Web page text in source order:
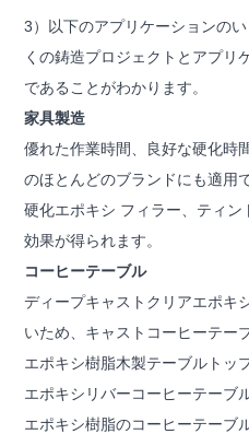
3）以下のアプリケーションの
くの鋳造プロジェクトとアプリ
であることがわかります。
家具製造
優れた作業時間、良好な硬化時
のほとんどのブランドにも適用
硬化エポキシ フィラー、ティ
効果が得られます。
コーヒーテーブル
ディープキャストクリアエポキ
いため、キャストコーヒーテー
エポキシ樹脂木製テーブルトッ
エポキシリバーコーヒーテーブ
エポキシ樹脂のコーヒーテーブ